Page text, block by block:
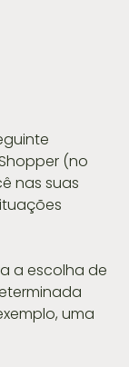
(no
nas suas
a escolha de
uma